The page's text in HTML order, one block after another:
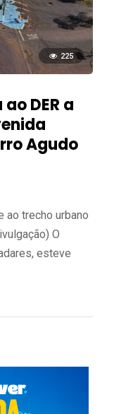
225
DER a
Agudo
ao trecho urbano
O
esteve